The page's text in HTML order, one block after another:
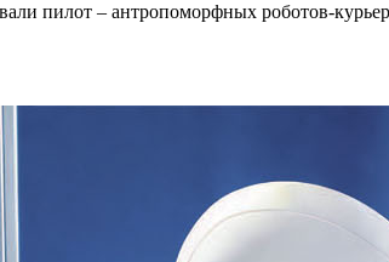
пилот – антропоморфных роботов-